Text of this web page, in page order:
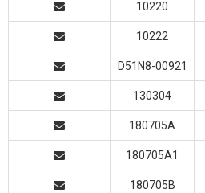
10220
10222
D51N8-00921
130304
180705A
180705A1
180705B